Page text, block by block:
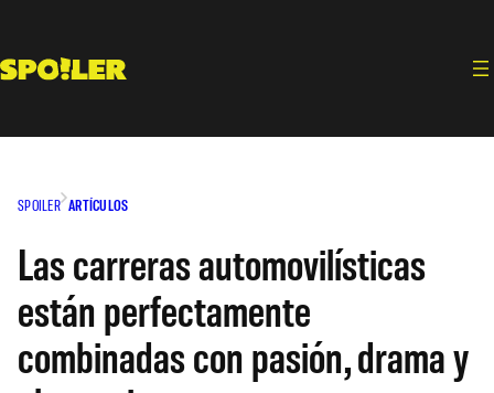
contenido
SPOILER ARTÍCULOS
Las carreras automovilísticas
están perfectamente
combinadas con pasión, drama y